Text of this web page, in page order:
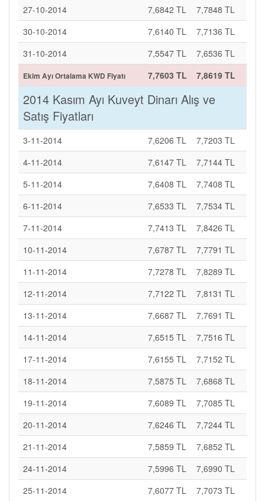
27-10-2014 7,6842 TL
7,7848 TL
30-10-2014
7,6140 TL
7,7136 TL
31-10-2014
7,5547 TL 7,6536 TL
Ekim Ayı Ortalama KWD Fiyatı 7,7603 TL 7,8619 TL
2014 Kasım Ayı Kuveyt Dinarı Alış ve
Satış Fiyatları
3-11-2014 7,6206 TL
7,7203 TL
4-11-2014
7,6147 TL
7,7144 TL
5-11-2014
7,6408 TL
7,7408 TL
6-11-2014
7,6533 TL
7,7534 TL
7-11-2014
7,7413 TL
7,8426 TL
10-11-2014
7,6787 TL
7,7791 TL
11-11-2014
7,7278 TL
7,8289 TL
12-11-2014
7,7122 TL
7,8131 TL
13-11-2014
7,6687 TL
7,7691 TL
14-11-2014
7,6515 TL
7,7516 TL
17-11-2014
7,6155 TL
7,7152 TL
18-11-2014
7,5875 TL
7,6868 TL
19-11-2014
7,6089 TL
7,7085 TL
20-11-2014
7,6246 TL
7,7244 TL
21-11-2014
7,5859 TL
7,6852 TL
24-11-2014
7,5996 TL
7,6990 TL
25-11-2014
7,6077 TL
7,7073 TL